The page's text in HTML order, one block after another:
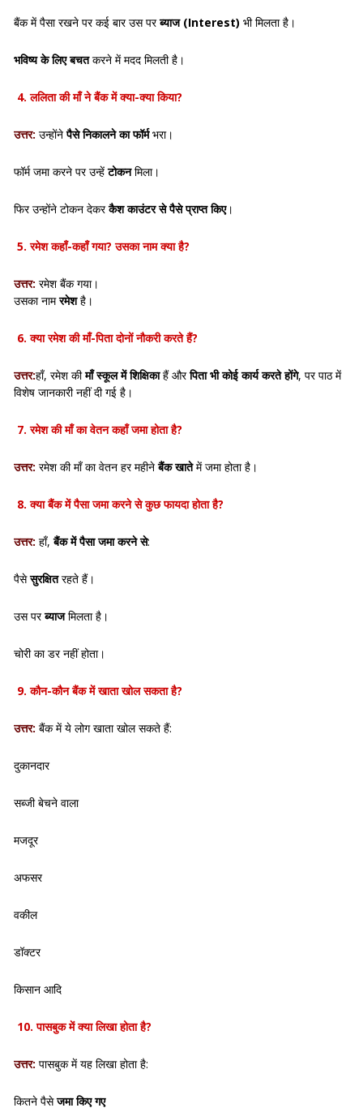
बैंक में पैसा रखने पर कई बार उस परब्याज (Interest) भी मिलता है।
भविष्य के लिए बचतकरने में मदद मिलती है।
4. ललिता की माँ ने बैंक में क्या-क्या किया?
उत्तर: उन्होंनेपैसे निकालने का फॉर्मभरा।
फॉर्म जमा करने पर उन्हेंटोकनमिला।
फिर उन्होंने टोकन देकरकैश काउंटर से पैसे प्राप्त किए।
5. रमेश कहाँ-कहाँ गया? उसका नाम क्या है?
उत्तर: रमेश बैंक गया।
उसका नामरमेशहै।
6. क्या रमेश की माँ-पिता दोनों नौकरी करते हैं?
उत्तर:हाँ, रमेश कीमाँ स्कूल में शिक्षिकाहैं औरपिता भी कोई कार्य करते होंगे, पर पाठ में
विशेष जानकारी नहीं दी गई है।
7. रमेश की माँ का वेतन कहाँ जमा होता है?
उत्तर: रमेश की माँ का वेतन हर महीनेबैंक खातेमें जमा होता है।
8. क्या बैंक में पैसा जमा करने से कुछ फायदा होता है?
उत्तर: हाँ,बैंक में पैसा जमा करने से:
पैसेसुरक्षितरहते हैं।
उस परब्याजमिलता है।
चोरी का डर नहीं होता।
9. कौन-कौन बैंक में खाता खोल सकता है?
उत्तर: बैंक में ये लोग खाता खोल सकते हैं:
दुकानदार
सब्जी बेचने वाला
मजदूर
अफसर
वकील
डॉक्टर
किसान आदि
10. पासबुक में क्या लिखा होता है?
उत्तर: पासबुक में यह लिखा होता है:
कितने पैसेजमा किए गए